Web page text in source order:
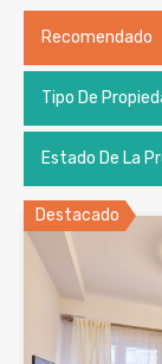
Recomendado
Tipo De
Estado De La
Destacado